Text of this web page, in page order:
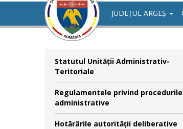
JUDEȚUL ARGEȘ
Statutul Unităţii Administrativ-
Teritoriale
Regulamentele privind procedurile
administrative
Hotărârile autorităţii deliberative